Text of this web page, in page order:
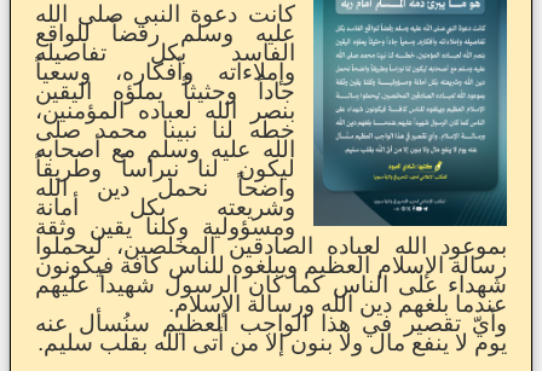
كانت دعوة النبي صلى الله
عليه وسلم رفضاً للواقع
الفاسد بكل تفاصيله
وإملاءاته وأفكاره، وسعياً
جاداً وحثيثاً يملؤه اليقين
بنصر الله لعباده المؤمنين،
خطه لنا نبينا محمد صلى
الله عليه وسلم مع أصحابه
ليكون لنا نبراساً وطريقاً
واضحاً نحمل دين الله
وشريعته بكل أمانة
ومسؤولية وكلنا يقين وثقة
بموعود الله لعباده الصادقين المخلصين، ليحملوا
رسالة الإسلام العظيم ويبلغوه للناس كافة فيكونون
شهداء على الناس كما كان الرسول شهيداً عليهم
عندما بلغهم دين الله ورسالة الإسلام.
وأيّ تقصير في هذا الواجب العظيم سنُسأل عنه
يوم لا ينفع مال ولا بنون إلا من أتى الله بقلب سليم.